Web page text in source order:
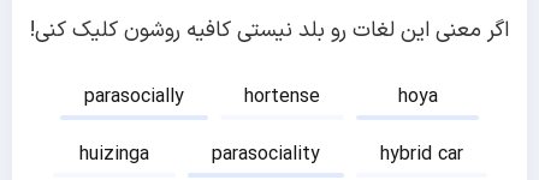
اگر معنی این لغات رو بلد نیستی کافیه روشون کلیک کنی!
parasocially hortense
hoya
huizinga
parasociality
hybrid car